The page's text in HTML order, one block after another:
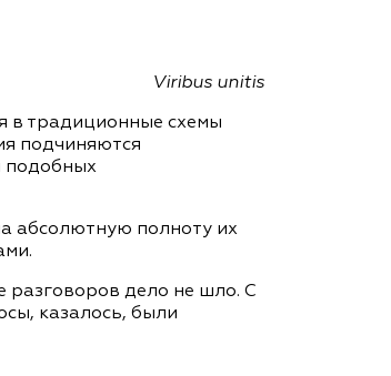
Viribus unitis
в традиционные схемы
подчиняются
подобных
абсолютную полноту их
разговоров дело не шло. С
казалось, были